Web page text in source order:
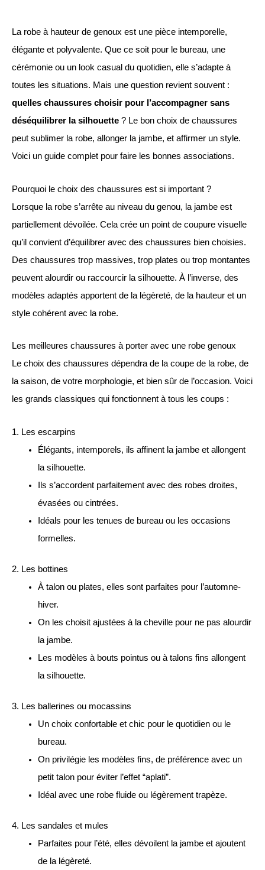
La robe à hauteur de genoux est une pièce intemporelle,
élégante et polyvalente. Que ce soit pour le bureau, une
cérémonie ou un look casual du quotidien, elle s’adapte à
toutes les situations. Mais une question revient souvent :
quelles chaussures choisir pour l’accompagner sans
déséquilibrer la silhouette ? Le bon choix de chaussures
peut sublimer la robe, allonger la jambe, et affirmer un style.
Voici un guide complet pour faire les bonnes associations.
Pourquoi le choix des chaussures est si important ?
Lorsque la robe s’arrête au niveau du genou, la jambe est
partiellement dévoilée. Cela crée un point de coupure visuelle
qu’il convient d’équilibrer avec des chaussures bien choisies.
Des chaussures trop massives, trop plates ou trop montantes
peuvent alourdir ou raccourcir la silhouette. À l’inverse, des
modèles adaptés apportent de la légèreté, de la hauteur et un
style cohérent avec la robe.
Les meilleures chaussures à porter avec une robe genoux
Le choix des chaussures dépendra de la coupe de la robe, de
la saison, de votre morphologie, et bien sûr de l’occasion. Voici
les grands classiques qui fonctionnent à tous les coups :
1. Les escarpins
Élégants, intemporels, ils affinent la jambe et allongent
la silhouette.
Ils s’accordent parfaitement avec des robes droites,
évasées ou cintrées.
Idéals pour les tenues de bureau ou les occasions
formelles.
2. Les bottines
À talon ou plates, elles sont parfaites pour l’automne-
hiver.
On les choisit ajustées à la cheville pour ne pas alourdir
la jambe.
Les modèles à bouts pointus ou à talons fins allongent
la silhouette.
3. Les ballerines ou mocassins
Un choix confortable et chic pour le quotidien ou le
bureau.
On privilégie les modèles fins, de préférence avec un
petit talon pour éviter l’effet “aplati”.
Idéal avec une robe fluide ou légèrement trapèze.
4. Les sandales et mules
Parfaites pour l’été, elles dévoilent la jambe et ajoutent
de la légèreté.